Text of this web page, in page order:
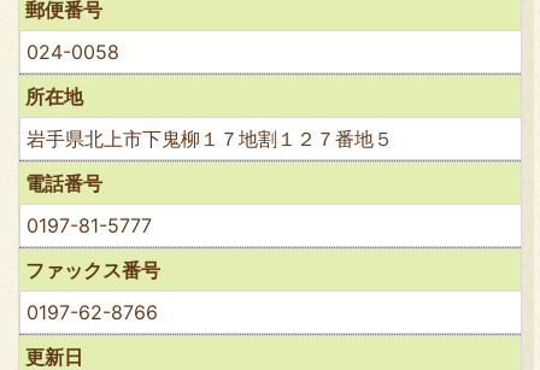
郵便番号
024-0058
所在地
岩手県北上市下鬼柳１７地割１２７番地５
電話番号
0197-81-5777
ファックス番号
0197-62-8766
更新日